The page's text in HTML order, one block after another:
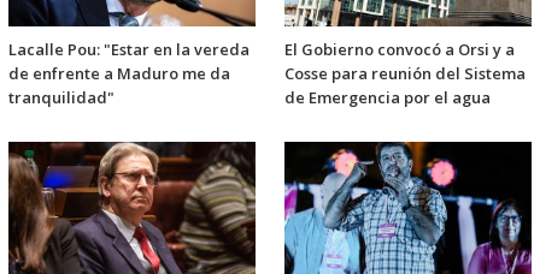
Lacalle Pou: "Estar en la vereda
de enfrente a Maduro me da
tranquilidad"
El Gobierno convocó a Orsi y a
Cosse para reunión del Sistema
de Emergencia por el agua